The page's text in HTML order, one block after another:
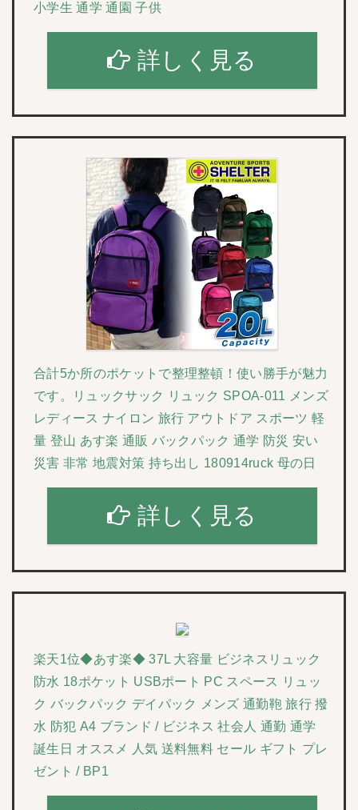
小学生 通学 通園 子供
詳しく見る
合計5か所のポケットで整理整頓！使い勝手が魅力
です。リュックサック リュック SPOA-011 メンズ
レディース ナイロン 旅行 アウトドア スポーツ 軽
量 登山 あす楽 通販 バックパック 通学 防災 安い
災害 非常 地震対策 持ち出し 180914ruck 母の日
詳しく見る
楽天1位◆あす楽◆ 37L 大容量 ビジネスリュック
防水 18ポケット USBポート PC スペース リュッ
ク バックパック デイパック メンズ 通勤鞄 旅行 撥
水 防犯 A4 ブランド / ビジネス 社会人 通勤 通学
誕生日 オススメ 人気 送料無料 セール ギフト プレ
ゼント / BP1